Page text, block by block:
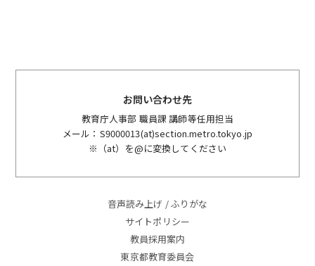
お問い合わせ先
教育庁人事部 職員課 講師等任用担当
メール：S9000013(at)section.metro.tokyo.jp
※（at）を@に変換してください
音声読み上げ / ふりがな
サイトポリシー
教員採用案内
東京都教育委員会